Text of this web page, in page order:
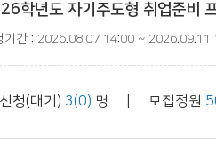
학년도 자기주도형 취업준비
기간 : 2026.08.07 14:00 ~ 2026.09.11
신청(대기) 3(0) 명 | 모집정원